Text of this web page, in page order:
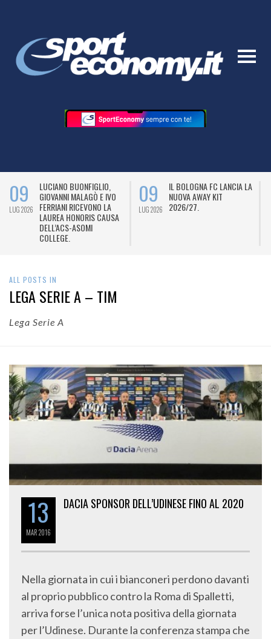
09
LUG 2026
LUCIANO BUONFIGLIO,
GIOVANNI MALAGÒ E IVO
FERRIANI RICEVONO LA
LAUREA HONORIS CAUSA
DELL’ACS-ASOMI
COLLEGE.
09
LUG 2026
IL BOLOGNA FC LANCIA LA
NUOVA AWAY KIT
2026/27.
ALL POSTS IN
LEGA SERIE A – TIM
Lega Serie A
13
MAR2016
DACIA SPONSOR DELL’UDINESE FINO AL 2020
Nella giornata in cui i bianconeri perdono davanti
al proprio pubblico contro la Roma di Spalletti,
arriva forse l’unica nota positiva della giornata
per l’Udinese. Durante la conferenza stampa che